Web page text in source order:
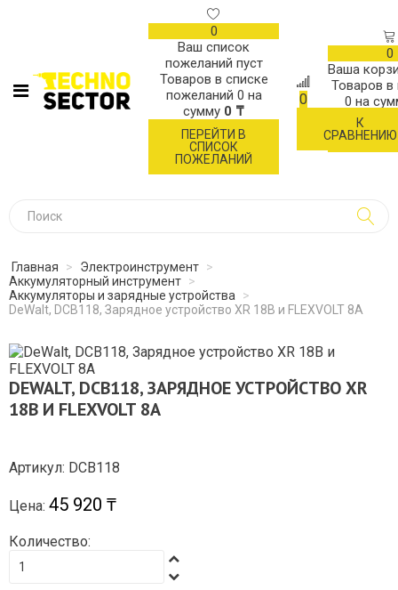
0
Ваш список
пожеланий пуст
Товаров в списке
пожеланий 0 на
сумму 0 ₸
ПЕРЕЙТИ В
СПИСОК
ПОЖЕЛАНИЙ
0
К
СРАВНЕНИЮ
0
Ваша
Товаров в
0 на
Главная > Электроинструмент >
Аккумуляторный инструмент >
Аккумуляторы и зарядные устройства
>
DeWalt, DCB118, Зарядное устройство XR 18В и FLEXVOLT 8A
DEWALT, DCB118, ЗАРЯДНОЕ УСТРОЙСТВО XR
18В И FLEXVOLT 8A
Артикул: DCB118
Цена: 45 920 ₸
Количество: